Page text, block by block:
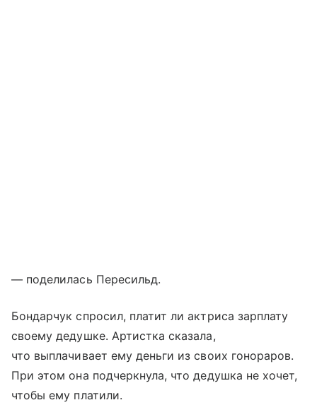
— поделилась Пересильд.
Бондарчук спросил, платит ли актриса зарплату
своему дедушке. Артистка сказала,
что выплачивает ему деньги из своих гонораров.
При этом она подчеркнула, что дедушка не хочет,
чтобы ему платили.